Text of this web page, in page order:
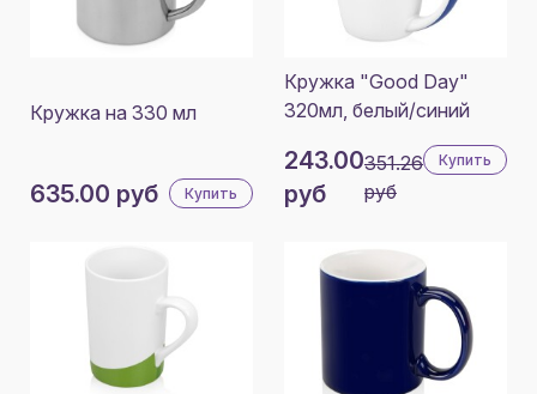
Кружка на 330 мл
635.00 руб Купить
Кружка "Good Day"
320мл, белый/синий
243.00
руб
351.26
руб
Купить